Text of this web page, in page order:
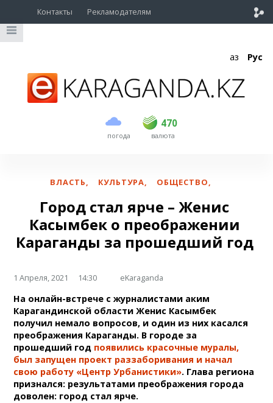
Контакты Рекламодателям
Қаз Рус
погода
470
USD 469 470
EUR валюта
ВЛАСТЬ, КУЛЬТУРА, ОБЩЕСТВО,
Город стал ярче – Женис
Касымбек о преображении
Караганды за прошедший год
1 Апреля, 2021 14:30 eKaraganda
На онлайн-встрече с журналистами аким
Карагандинской области Женис Касымбек
получил немало вопросов, и один из них касался
преображения Караганды. В городе за
прошедший год появились красочные муралы,
был запущен проект раззаборивания и начал
свою работу «Центр Урбанистики». Глава региона
признался: результатами преображения города
доволен: город стал ярче.